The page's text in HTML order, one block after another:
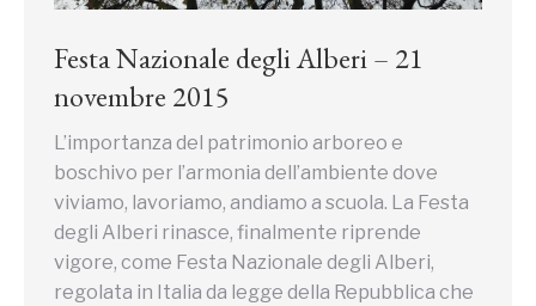
Festa Nazionale degli Alberi – 21
novembre 2015
L’importanza del patrimonio arboreo e
boschivo per l’armonia dell’ambiente dove
viviamo, lavoriamo, andiamo a scuola. La Festa
degli Alberi rinasce, finalmente riprende
vigore, come Festa Nazionale degli Alberi,
regolata in Italia da legge della Repubblica che